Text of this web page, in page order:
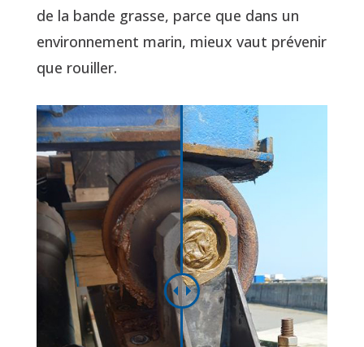
de la bande grasse, parce que dans un
environnement marin, mieux vaut prévenir
que rouiller.